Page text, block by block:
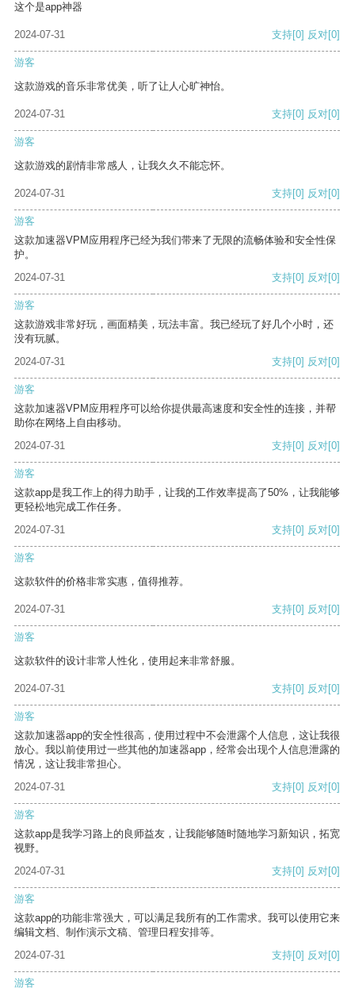
这个是app神器
2024-07-31 支持[0] 反对[0]
游客
这款游戏的音乐非常优美，听了让人心旷神怡。
2024-07-31 支持[0] 反对[0]
游客
这款游戏的剧情非常感人，让我久久不能忘怀。
2024-07-31 支持[0] 反对[0]
游客
这款加速器VPM应用程序已经为我们带来了无限的流畅体验和安全性保
护。
2024-07-31
支持[0] 反对[0]
游客
这款游戏非常好玩，画面精美，玩法丰富。我已经玩了好几个小时，还
没有玩腻。
2024-07-31
支持[0] 反对[0]
游客
这款加速器VPM应用程序可以给你提供最高速度和安全性的连接，并帮
助你在网络上自由移动。
2024-07-31
支持[0] 反对[0]
游客
这款app是我工作上的得力助手，让我的工作效率提高了50%，让我能够
更轻松地完成工作任务。
2024-07-31
支持[0] 反对[0]
游客
这款软件的价格非常实惠，值得推荐。
2024-07-31 支持[0] 反对[0]
游客
这款软件的设计非常人性化，使用起来非常舒服。
2024-07-31 支持[0] 反对[0]
游客
这款加速器app的安全性很高，使用过程中不会泄露个人信息，这让我很
放心。我以前使用过一些其他的加速器app，经常会出现个人信息泄露的
情况，这让我非常担心。
2024-07-31
支持[0] 反对[0]
游客
这款app是我学习路上的良师益友，让我能够随时随地学习新知识，拓宽
视野。
2024-07-31
支持[0] 反对[0]
游客
这款app的功能非常强大，可以满足我所有的工作需求。我可以使用它来
编辑文档、制作演示文稿、管理日程安排等。
2024-07-31
支持[0] 反对[0]
游客